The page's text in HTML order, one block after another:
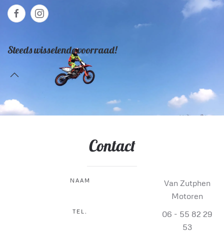
Steeds wisselende voorraad!
Contact
NAAM
Van Zutphen
Motoren
TEL.
06 - 55 82 29
53